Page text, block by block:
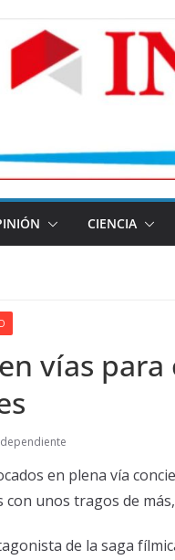
CIENCIA
vías
en plena vía
con unos tragos de
de la saga